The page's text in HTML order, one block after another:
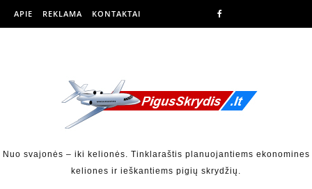
APIE REKLAMA KONTAKTAI
Nuo svajonės – iki kelionės. Tinklaraštis planuojantiems ekonomines
keliones ir ieškantiems pigių skrydžių.